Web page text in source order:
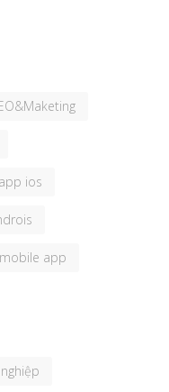
ios
app